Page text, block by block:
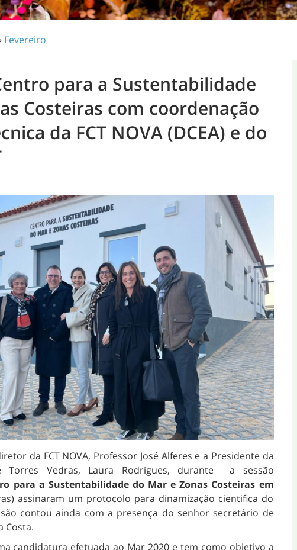
Fevereiro
para a Sustentabilidade
Costeiras com coordenação
da FCT NOVA (DCEA) e do
da FCT NOVA, Professor José Alferes e a Presidente da
Vedras, Laura Rodrigues, durante a sessão
para a Sustentabilidade do Mar e Zonas Costeiras em
assinaram um protocolo para dinamização cientifica do
contou ainda com a presença do senhor secretário de
Costa.
candidatura efetuada ao Mar 2020 e tem como objetivo a